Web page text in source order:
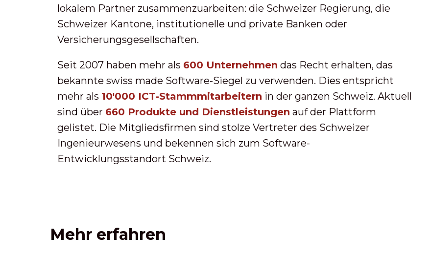
lokalem Partner zusammenzuarbeiten: die Schweizer Regierung, die
Schweizer Kantone, institutionelle und private Banken oder
Versicherungsgesellschaften.
Seit 2007 haben mehr als 600 Unternehmen das Recht erhalten, das
bekannte swiss made Software-Siegel zu verwenden. Dies entspricht
mehr als 10'000 ICT-Stammmitarbeitern in der ganzen Schweiz. Aktuell
sind über 660 Produkte und Dienstleistungen auf der Plattform
gelistet. Die Mitgliedsfirmen sind stolze Vertreter des Schweizer
Ingenieurwesens und bekennen sich zum Software-
Entwicklungsstandort Schweiz.
Mehr erfahren